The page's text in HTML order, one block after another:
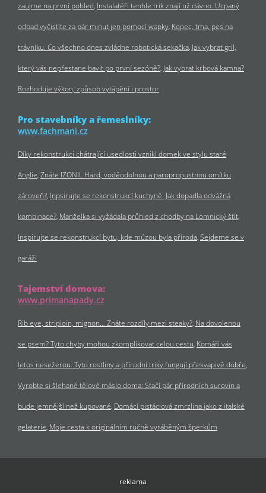
zaujme na první pohled Instalatéři tenhle trik znají už dávno. Ucpaný
odpad vyčistíte za pár minut jen pomocí wapky Kopec, tma, pes na
trávníku. Co všechno dnes zvládne robotická sekačka Jak vybrat gril,
který vás nepřestane bavit po první sezóně? Jak vybrat krbová kamna?
Rozhoduje výkon, způsob vytápění i prostor
Pro stavebníky a řemeslníky:
www.fachmani.cz
Díky rekonstrukci chátrající usedlosti vznikl domek ve stylu staré
Anglie Znáte IZONIL Hard, voděodolnou a paropropustnou omítku
zároveň? Inpsirujte se rekonstrukcí kuchyně. Jak dopadla odvážná
kombinace? Manželka si vyžádala průhled z chodby na Lomnický štít
Inspirujte se rekonstrukcí bytu, kde múzou byla příroda Sejdeme se v
garáži
Tajemství domova:
www.primanapady.cz
Rib eye, striploin, mignon… Znáte rozdíly mezi steaky? Na dovolenou
se psem? Tyto chyby mohou zkomplikovat celou cestu Komáři vás
letos nesežerou. Tyto rostliny a přírodní triky fungují překvapivě dobře
Vyrobte si šlehané tělové máslo doma: Stačí pár přírodních surovin a
bude jemnější než kupované Domácí pistáciová zmrzlina jako z italské
gelaterie Moje cesta k originálním ručně vyráběným šperkům
reklama